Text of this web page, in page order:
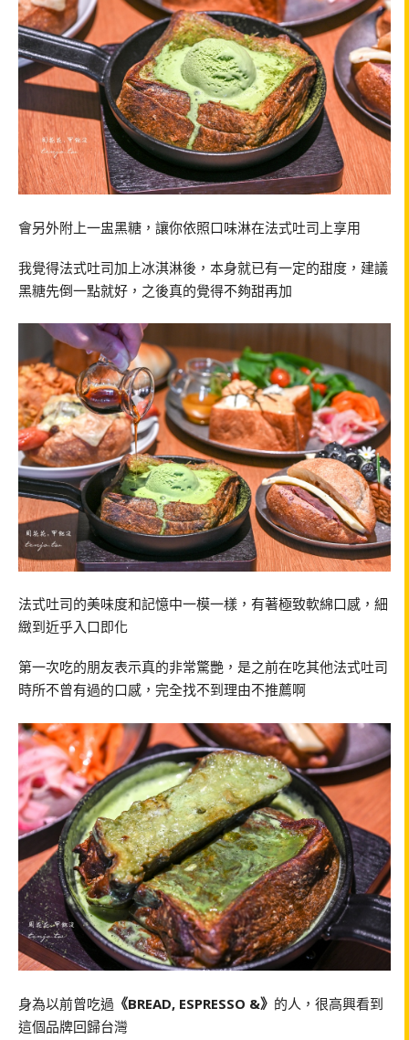
會另外附上一盅黑糖，讓你依照口味淋在法式吐司上享用
我覺得法式吐司加上冰淇淋後，本身就已有一定的甜度，建議
黑糖先倒一點就好，之後真的覺得不夠甜再加
法式吐司的美味度和記憶中一模一樣，有著極致軟綿口感，細
緻到近乎入口即化
第一次吃的朋友表示真的非常驚艷，是之前在吃其他法式吐司
時所不曾有過的口感，完全找不到理由不推薦啊
身為以前曾吃過 《BREAD, ESPRESSO &》 的人，很高興看到
這個品牌回歸台灣